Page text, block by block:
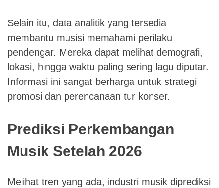
Selain itu, data analitik yang tersedia
membantu musisi memahami perilaku
pendengar. Mereka dapat melihat demografi,
lokasi, hingga waktu paling sering lagu diputar.
Informasi ini sangat berharga untuk strategi
promosi dan perencanaan tur konser.
Prediksi Perkembangan
Musik Setelah 2026
Melihat tren yang ada, industri musik diprediksi